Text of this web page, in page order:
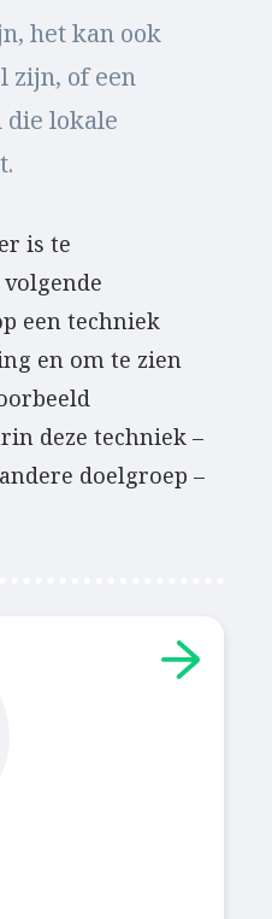
het kan ook
zijn, of een
die lokale
is te
een techniek
en om te zien
deze techniek –
doelgroep –